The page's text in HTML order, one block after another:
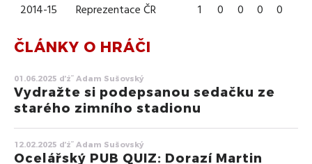
2014-15
Reprezentace ČR 1 0 0 0 0
ČLÁNKY O HRÁČI
01.06.2025 ďż˝ Adam Sušovský
Vydražte si podepsanou sedačku ze
starého zimního stadionu
12.02.2025 ďż˝ Adam Sušovský
Ocelářský PUB QUIZ: Dorazí Martin